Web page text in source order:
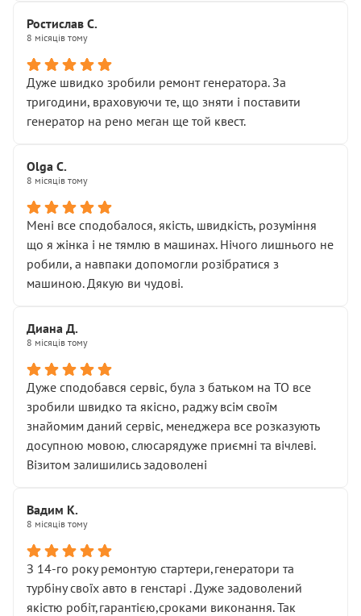
Хотілося б більше:
• належної уваги до авто
• прозорості в роботах і рахунках
• реальної діагностики, а не формального
“подивились і поїхав”
На жаль, складається враження, що сервіс працює не
Стосовно комунікації - все добре
звертатися до цього автосервісу.
Ростислав С.
8 місяців тому
Дуже швидко зробили ремонт генератора. За
тригодини, враховуючи те, що зняти і поставити
генератор на рено меган ще той квест.
Olga С.
8 місяців тому
Мені все сподобалося, якість, швидкість, розуміння
що я жінка і не тямлю в машинах. Нічого лишнього не
робили, а навпаки допомогли розібратися з
машиною. Дякую ви чудові.
Диана Д.
8 місяців тому
Дуже сподобався сервіс, була з батьком на ТО все
зробили швидко та якісно, раджу всім своїм
знайомим даний сервіс, менеджера все розказують
досупною мовою, слюсарядуже приємні та вічлеві.
Візитом залишились задоволені
Вадим К.
8 місяців тому
З 14-го року ремонтую стартери,генератори та
турбіну своїх авто в генстарі . Дуже задоволений
якістю робіт,гарантією,сроками виконання. Так